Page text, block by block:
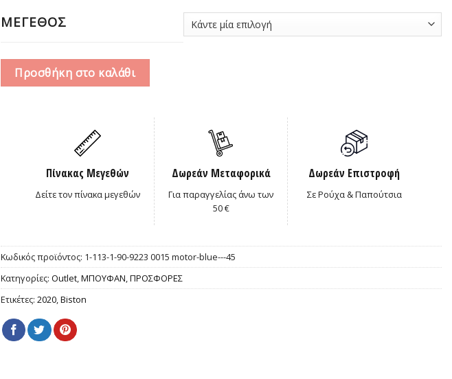
ΜΕΓΕΘΟΣ
Προσθήκη στο καλάθι
Πίνακας Μεγεθών
Δείτε τον πίνακα μεγεθών
Δωρεάν Μεταφορικά
Για παραγγελίας άνω των
50 €
Δωρεάν Επιστροφή
Σε Ρούχα & Παπούτσια
Κωδικός προϊόντος: 1-113-1-90-9223 0015 motor-blue---45
Κατηγορίες: Outlet,ΜΠΟΥΦΑΝ,ΠΡΟΣΦΟΡΕΣ
Ετικέτες: 2020,Biston